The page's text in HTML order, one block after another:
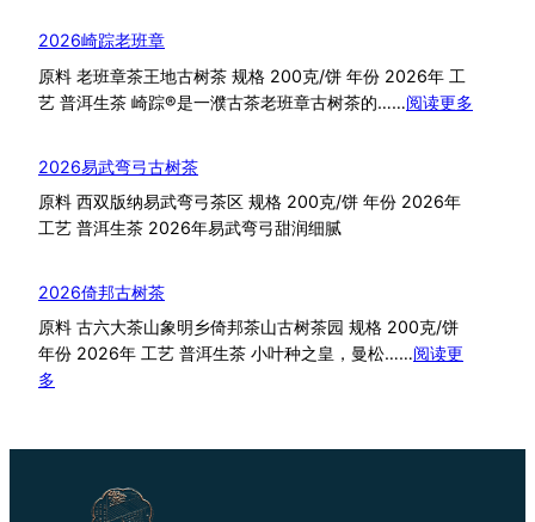
2026崎踪老班章
原料 老班章茶王地古树茶 规格 200克/饼 年份 2026年 工
艺 普洱生茶 崎踪®是一濮古茶老班章古树茶的……阅读更多
2026易武弯弓古树茶
原料 西双版纳易武弯弓茶区 规格 200克/饼 年份 2026年
工艺 普洱生茶 2026年易武弯弓甜润细腻
2026倚邦古树茶
原料 古六大茶山象明乡倚邦茶山古树茶园 规格 200克/饼
年份 2026年 工艺 普洱生茶 小叶种之皇，曼松……阅读更
多